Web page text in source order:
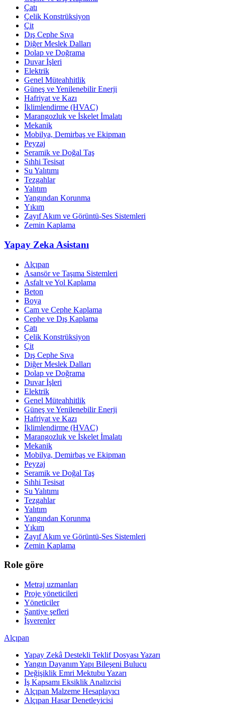
Çatı
Çelik Konstrüksiyon
Çit
Dış Cephe Sıva
Diğer Meslek Dalları
Dolap ve Doğrama
Duvar İşleri
Elektrik
Genel Müteahhitlik
Güneş ve Yenilenebilir Enerji
Hafriyat ve Kazı
İklimlendirme (HVAC)
Marangozluk ve İskelet İmalatı
Mekanik
Mobilya, Demirbaş ve Ekipman
Peyzaj
Seramik ve Doğal Taş
Sıhhi Tesisat
Su Yalıtımı
Tezgahlar
Yalıtım
Yangından Korunma
Yıkım
Zayıf Akım ve Görüntü-Ses Sistemleri
Zemin Kaplama
Yapay Zeka Asistanı
Alçıpan
Asansör ve Taşıma Sistemleri
Asfalt ve Yol Kaplama
Beton
Boya
Cam ve Cephe Kaplama
Cephe ve Dış Kaplama
Çatı
Çelik Konstrüksiyon
Çit
Dış Cephe Sıva
Diğer Meslek Dalları
Dolap ve Doğrama
Duvar İşleri
Elektrik
Genel Müteahhitlik
Güneş ve Yenilenebilir Enerji
Hafriyat ve Kazı
İklimlendirme (HVAC)
Marangozluk ve İskelet İmalatı
Mekanik
Mobilya, Demirbaş ve Ekipman
Peyzaj
Seramik ve Doğal Taş
Sıhhi Tesisat
Su Yalıtımı
Tezgahlar
Yalıtım
Yangından Korunma
Yıkım
Zayıf Akım ve Görüntü-Ses Sistemleri
Zemin Kaplama
Role göre
Metraj uzmanları
Proje yöneticileri
Yöneticiler
Şantiye şefleri
İşverenler
Alçıpan
Yapay Zekâ Destekli Teklif Dosyası Yazarı
Yangın Dayanım Yapı Bileşeni Bulucu
Değişiklik Emri Mektubu Yazarı
İş Kapsamı Eksiklik Analizcisi
Alçıpan Malzeme Hesaplayıcı
Alçıpan Hasar Denetleyicisi